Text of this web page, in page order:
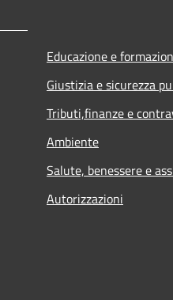
Educazione e
Giustizia e sicurezza
Tributi,finanze e
Ambiente
Salute, benessere e
Autorizzazioni